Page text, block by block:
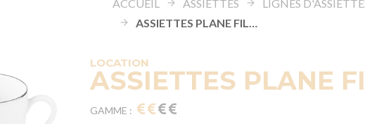
ACCUEIL ASSIETTES
LIGNES
ASSIETTES PLANE FILET ARGENT
LOCATION
ASSIETTES PLANE
GAMME :